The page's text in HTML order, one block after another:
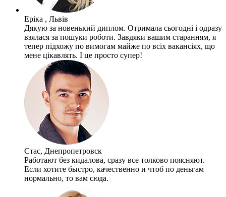
Еріка , Львів
Дякую за новенький диплом. Отримала сьогодні і одразу
взялася за пошуки роботи. Завдяки вашим старанням, я
тепер підхожу по вимогам майже по всіх вакансіях, що
мене цікавлять. І це просто супер!
Стас, Днепропетровск
Работают без кидалова, сразу все толково поясняют.
Если хотите быстро, качественно и чтоб по деньгам
нормально, то вам сюда.